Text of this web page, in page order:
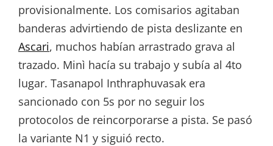
provisionalmente. Los comisarios agitaban
banderas advirtiendo de pista deslizante en
Ascari, muchos habían arrastrado grava al
trazado. Minì hacía su trabajo y subía al 4to
lugar. Tasanapol Inthraphuvasak era
sancionado con 5s por no seguir los
protocolos de reincorporarse a pista. Se pasó
la variante N1 y siguió recto.